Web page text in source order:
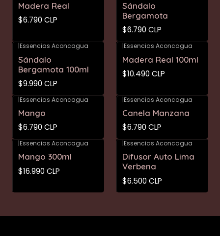
Madera Real
$6.790 CLP
Sándalo
Bergamota
$6.790 CLP
Essencias Aconcagua
Sándalo
Bergamota 100ml
$9.990 CLP
Essencias Aconcagua
Madera Real 100ml
$10.490 CLP
|Essencias Aconcagua
Mango
$6.790 CLP
|Essencias Aconcagua
Canela Manzana
$6.790 CLP
|Essencias Aconcagua
Mango 300ml
$16.990 CLP
|Essencias Aconcagua
Difusor Auto Lima
Verbena
$6.500 CLP